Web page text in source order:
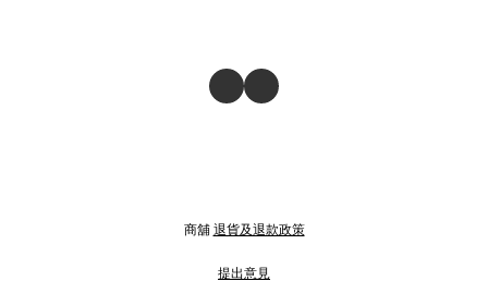
商舖 退貨及退款政策
提出意見